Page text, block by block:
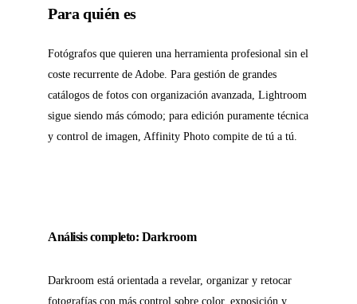
Para quién es
Fotógrafos que quieren una herramienta profesional sin el
coste recurrente de Adobe. Para gestión de grandes
catálogos de fotos con organización avanzada, Lightroom
sigue siendo más cómodo; para edición puramente técnica
y control de imagen, Affinity Photo compite de tú a tú.
Análisis completo: Darkroom
Darkroom está orientada a revelar, organizar y retocar
fotografías con más control sobre color, exposición y